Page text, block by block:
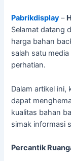
Pabrikdisplay–
Selamat datang
harga bahan
salah satu
perhatian.
Dalam artikel ini,
dapat
kualitas bahan
simak informasi
Percantik